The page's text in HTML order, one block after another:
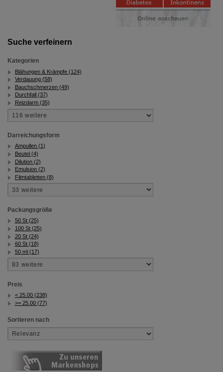
Suche verfeinern
Kategorien
Blähungen & Krämpfe (124)
Verdauung (58)
Bauchschmerzen (49)
Durchfall (37)
Reizdarm (35)
Darreichungsform
Ampullen (1)
Beutel (4)
Dilution (2)
Emulsion (2)
Filmtabletten (8)
Packungsgröße
50 St (25)
100 St (25)
20 St (24)
60 St (18)
50 ml (17)
Preis
< 25.00 (238)
>= 25.00 (77)
Sortieren nach